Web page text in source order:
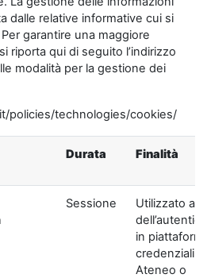
dalle relative informative cui si
garantire una maggiore
riporta qui di seguito l’indirizzo
modalità per la gestione dei
policies/technologies/cookies/
Durata Finalità
Sessione
Utilizzato ai
in
credenziali di
Ateneo o